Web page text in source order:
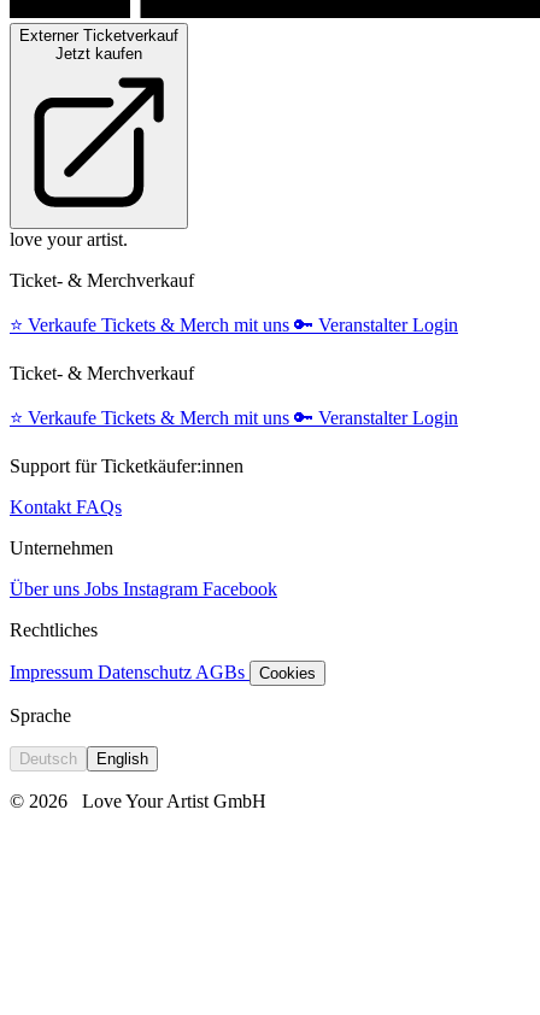
Externer Ticketverkauf
Jetzt kaufen
love your artist.
Ticket- & Merchverkauf
⭐️ Verkaufe Tickets & Merch mit uns 🔑 Veranstalter Login
Ticket- & Merchverkauf
⭐️ Verkaufe Tickets & Merch mit uns 🔑 Veranstalter Login
Support für Ticketkäufer:innen
Kontakt FAQs
Unternehmen
Über uns Jobs Instagram Facebook
Rechtliches
Impressum Datenschutz AGBs Cookies
Sprache
Deutsch English
© 2026 Love Your Artist GmbH